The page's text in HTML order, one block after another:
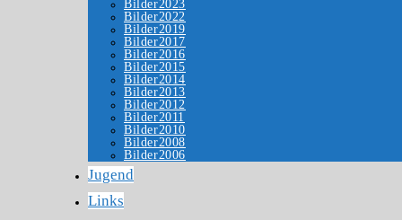
Bilder2023
Bilder2022
Bilder2019
Bilder2017
Bilder2016
Bilder2015
Bilder2014
Bilder2013
Bilder2012
Bilder2011
Bilder2010
Bilder2008
Bilder2006
Jugend
Links